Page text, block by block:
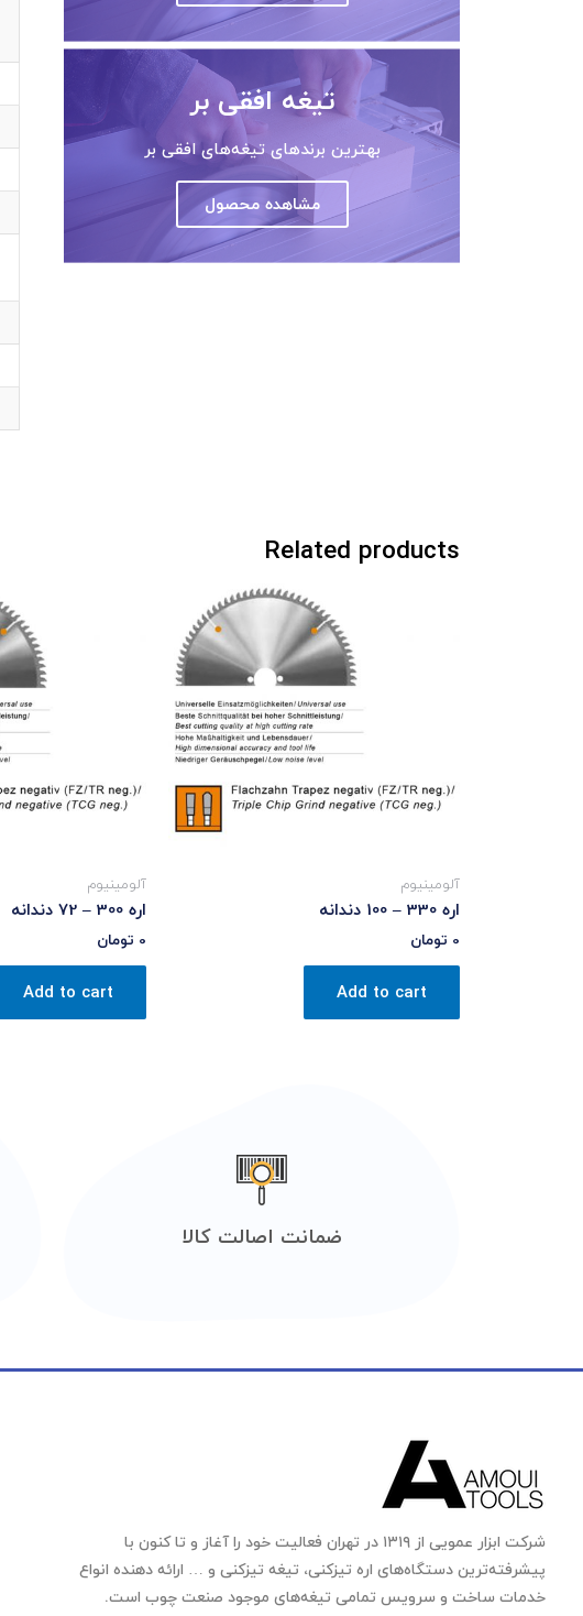
تیغه افقی بر
بهترین برندهای تیغه‌های افقی بر
مشاهده محصول
Related products
آلومینیوم
اره 330 – 100 دندانه
0 تومان
Add to cart
آلومینیوم
اره 300 – 72 دندانه
0 تومان
Add to cart
ضمانت اصالت کالا
شرکت ابزار عمویی از ۱۳۱۹ در تهران فعالیت خود را آغاز و تا کنون با
پیشرفته‌ترین دستگاه‌های اره تیزکنی، تیغه تیزکنی و … ارائه دهنده انواع
خدمات ساخت و سرویس تمامی تیغه‌های موجود صنعت چوب است.